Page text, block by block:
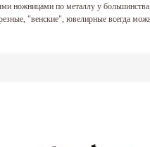
ножницами по металлу у
"венские", ювелирные всегда